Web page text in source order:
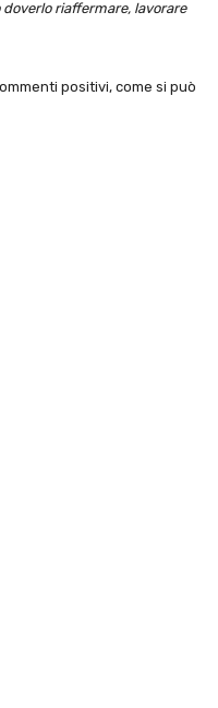
riaffermare, lavorare
positivi, come si può